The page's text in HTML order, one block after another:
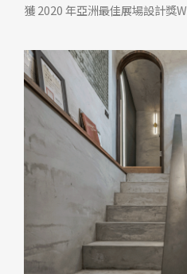
獲 2020 年亞洲最佳展場設計獎W